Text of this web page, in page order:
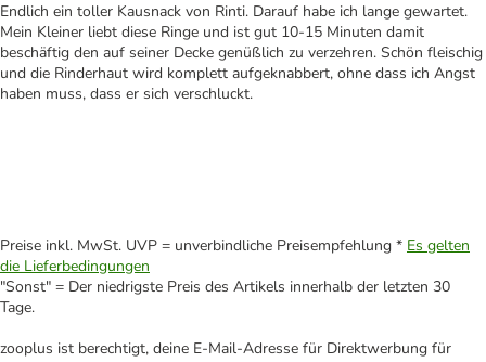
Endlich ein toller Kausnack von Rinti. Darauf habe ich lange gewartet.
Mein Kleiner liebt diese Ringe und ist gut 10-15 Minuten damit
beschäftig den auf seiner Decke genüßlich zu verzehren. Schön fleischig
und die Rinderhaut wird komplett aufgeknabbert, ohne dass ich Angst
haben muss, dass er sich verschluckt.
Preise inkl. MwSt. UVP = unverbindliche Preisempfehlung * Es gelten
die Lieferbedingungen
"Sonst" = Der niedrigste Preis des Artikels innerhalb der letzten 30
Tage.
zooplus ist berechtigt, deine E-Mail-Adresse für Direktwerbung für